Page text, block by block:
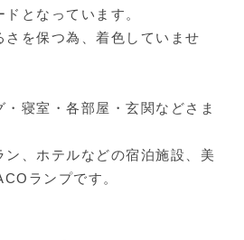
となっています。
さを保つ為、着色していませ
・寝室・各部屋・玄関などさま
ン、ホテルなどの宿泊施設、美
ランプです。